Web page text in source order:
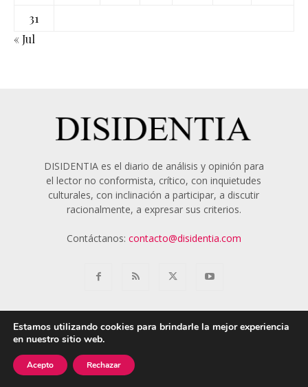
31
« Jul
DISIDENTIA es el diario de análisis y opinión para
el lector no conformista, crítico, con inquietudes
culturales, con inclinación a participar, a discutir
racionalmente, a expresar sus criterios.
Contáctanos: contacto@disidentia.com
© 2018 - 2024 Disidentia
Estamos utilizando cookies para brindarle la mejor experiencia
en nuestro sitio web.
Acepto Rechazar